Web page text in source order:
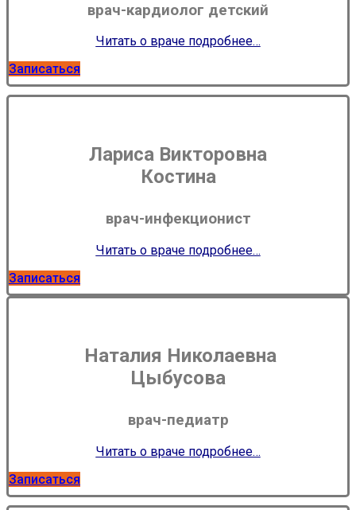
врач-кардиолог детский
Читать о враче подробнее…
Записаться
Лариса Викторовна
Костина
врач-инфекционист
Читать о враче подробнее…
Записаться
Наталия Николаевна
Цыбусова
врач-педиатр
Читать о враче подробнее…
Записаться